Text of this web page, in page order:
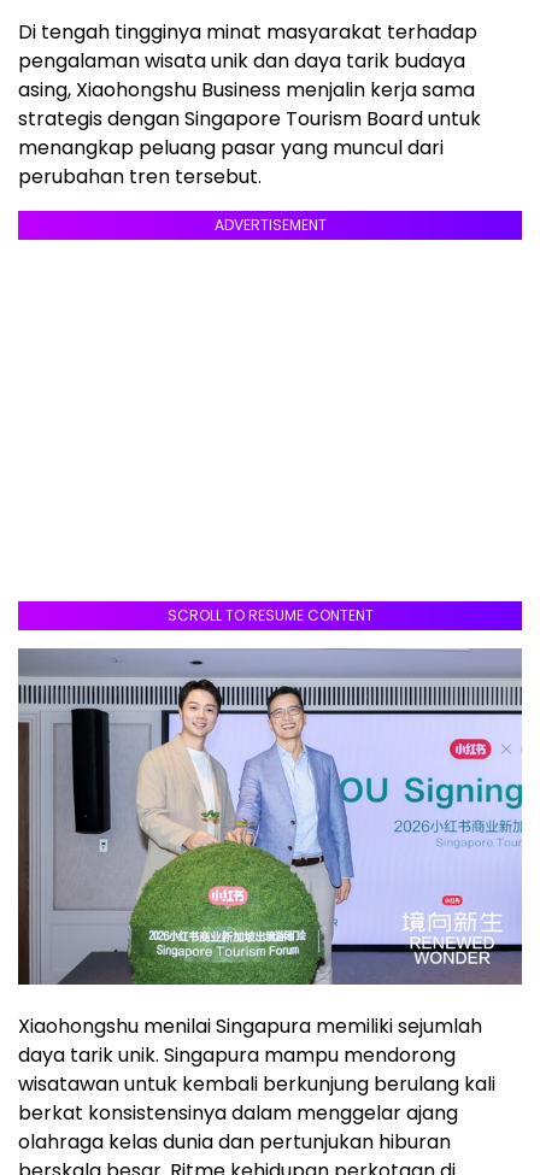
Di tengah tingginya minat masyarakat terhadap
pengalaman wisata unik dan daya tarik budaya
asing, Xiaohongshu Business menjalin kerja sama
strategis dengan Singapore Tourism Board untuk
menangkap peluang pasar yang muncul dari
perubahan tren tersebut.
ADVERTISEMENT
SCROLL TO RESUME CONTENT
Xiaohongshu menilai Singapura memiliki sejumlah
daya tarik unik. Singapura mampu mendorong
wisatawan untuk kembali berkunjung berulang kali
berkat konsistensinya dalam menggelar ajang
olahraga kelas dunia dan pertunjukan hiburan